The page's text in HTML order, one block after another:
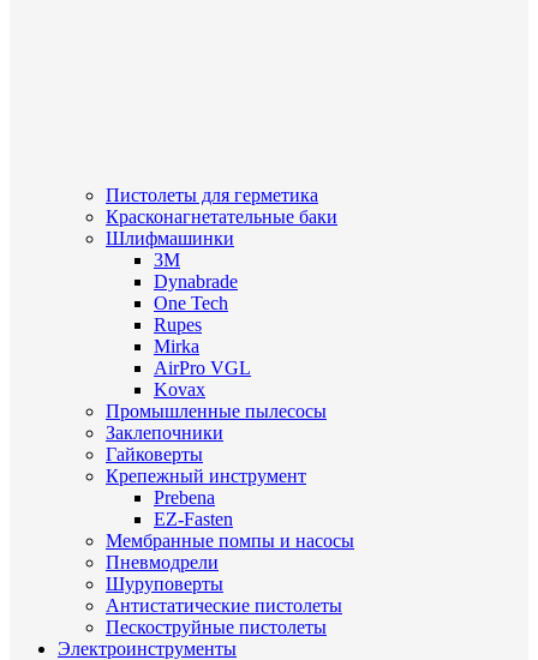
Пистолеты для герметика
Красконагнетательные баки
Шлифмашинки
3M
Dynabrade
One Tech
Rupes
Mirka
AirPro VGL
Kovax
Промышленные пылесосы
Заклепочники
Гайковерты
Крепежный инструмент
Prebena
EZ-Fasten
Мембранные помпы и насосы
Пневмодрели
Шуруповерты
Антистатические пистолеты
Пескоструйные пистолеты
Электроинструменты